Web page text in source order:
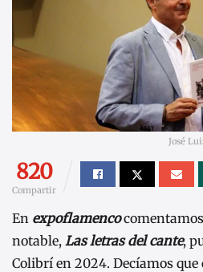
José
820
Compartir
En expoflamenco
notable, Las letras del cante,
Colibrí en 2024. Decíamos